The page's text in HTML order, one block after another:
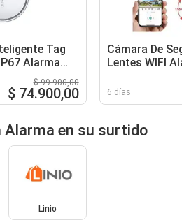
Tag
Alarma
$ 99.900,00
$ 74.900,00
Cámara De
Lentes WIFI
Movimiento
6 días
Alarma en su surtido
Linio